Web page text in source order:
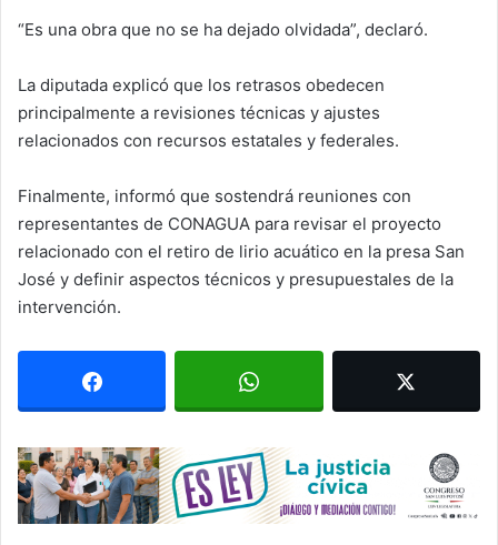
“Es una obra que no se ha dejado olvidada”, declaró.
La diputada explicó que los retrasos obedecen
principalmente a revisiones técnicas y ajustes
relacionados con recursos estatales y federales.
Finalmente, informó que sostendrá reuniones con
representantes de CONAGUA para revisar el proyecto
relacionado con el retiro de lirio acuático en la presa San
José y definir aspectos técnicos y presupuestales de la
intervención.